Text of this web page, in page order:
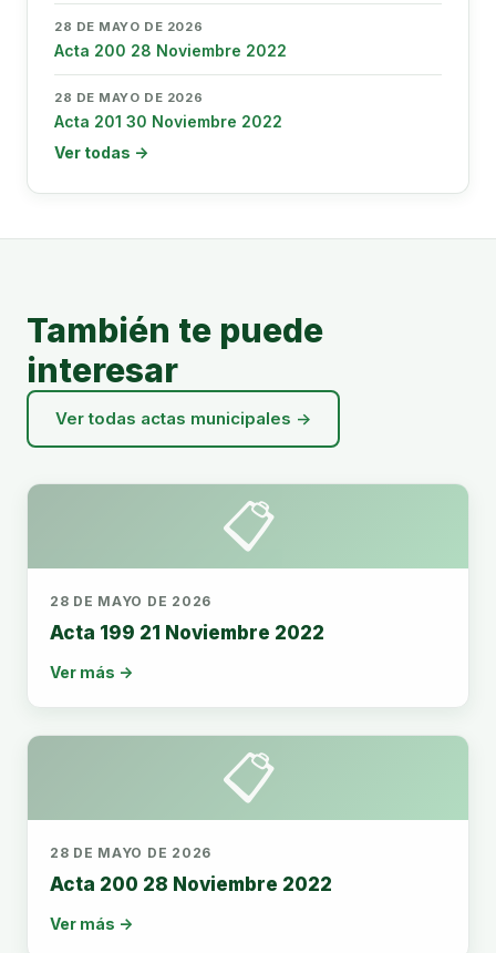
28 DE MAYO DE 2026
Acta 200 28 Noviembre 2022
28 DE MAYO DE 2026
Acta 201 30 Noviembre 2022
Ver todas →
También te puede
interesar
Ver todas actas municipales →
📋
28 DE MAYO DE 2026
Acta 199 21 Noviembre 2022
Ver más →
📋
28 DE MAYO DE 2026
Acta 200 28 Noviembre 2022
Ver más →